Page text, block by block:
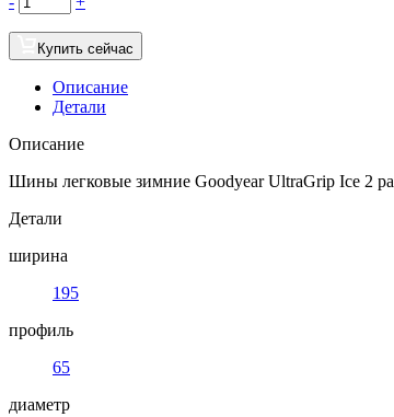
Купить сейчас
Описание
Детали
Описание
Шины легковые зимние Goodyear UltraGrip Ice 2
Детали
ширина
195
профиль
65
диаметр